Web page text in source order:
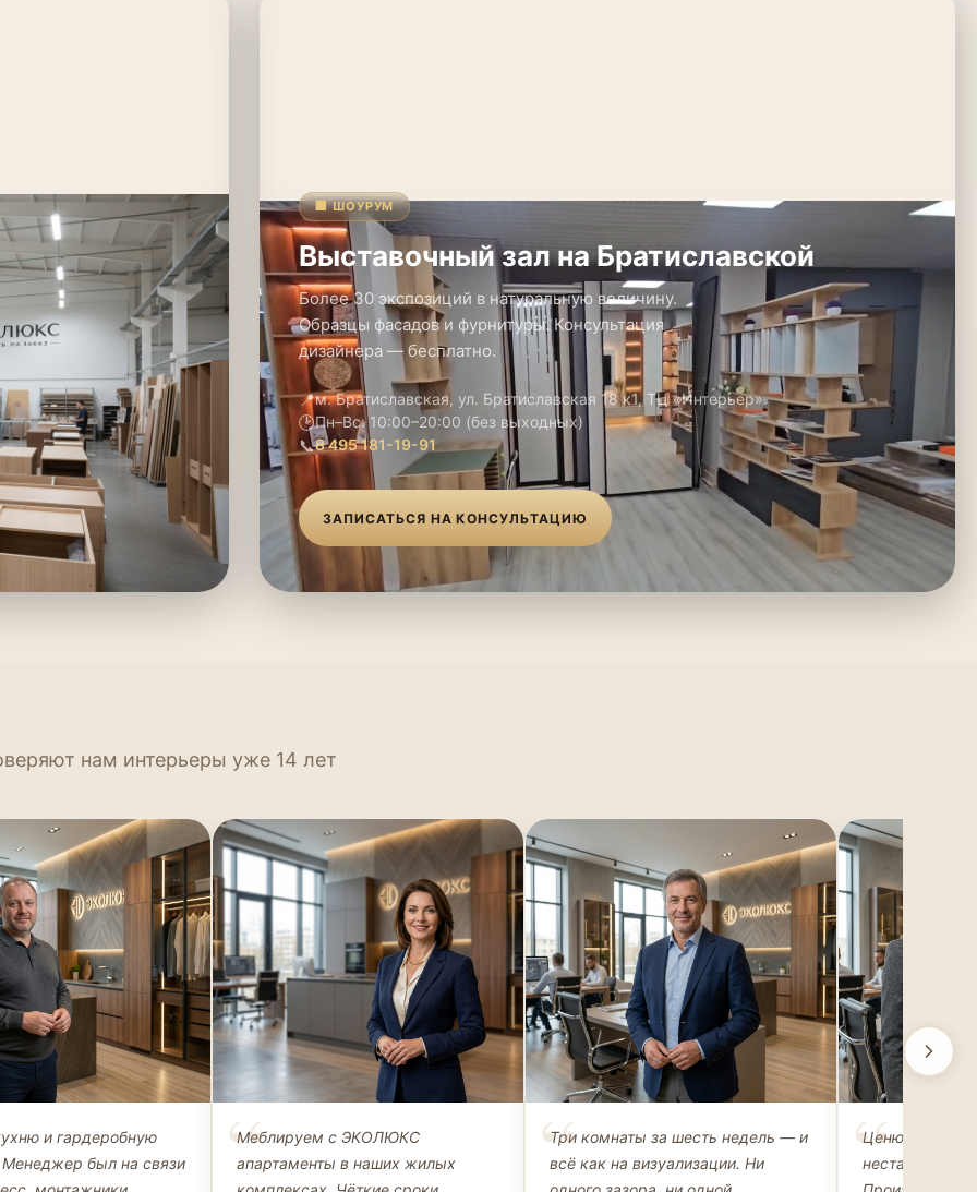
🏢 ШОУРУМ
Выставочный зал на Братиславской
Более 30 экспозиций в натуральную величину.
Образцы фасадов и фурнитуры. Консультация
дизайнера — бесплатно.
📍м. Братиславская, ул. Братиславская 18 к1, ТЦ «Интерьер»
🕑Пн–Вс: 10:00–20:00 (без выходных)
📞8 495 181-19-91
ЗАПИСАТЬСЯ НА КОНСУЛЬТАЦИЮ
нам интерьеры уже 14 лет
КУХНЯ +
и гардеробную
был на связи
Наталья Морозова
ДИРЕКТОР, ООО «СТРОЙИНВЕСТ»
Меблируем с ЭКОЛЮКС
апартаменты в наших жилых
Михаил Захаров
ВЛАДЕЛЕЦ АПАРТАМЕНТОВ
Три комнаты за шесть недель — и
всё как на визуализации. Ни
Ольга
АРХИТЕКТОР-
Ценю